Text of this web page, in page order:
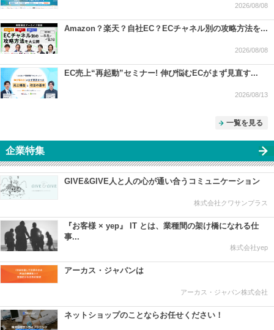
2026/08/08
Amazon？楽天？自社EC？ECチャネル別の攻略方法を...
2026/08/08
EC売上“再起動”セミナー! 伸び悩むECがまず見直す...
2026/08/13
一覧を見る
企業特集
GIVE&GIVE人と人の心が通い合うコミュニケーション
株式会社クワサンプラス
『お客様 × yep』 IT とは、業種間の架け橋になれる仕
事...
株式会社yep
アーカス・ジャパンは
アーカス・ジャパン株式会社
ネットショップのことならお任せください！